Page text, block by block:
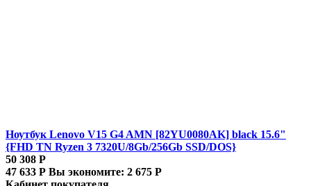
Ноутбук Lenovo V15 G4 AMN [82YU0080AK] black 15.6"
{FHD TN Ryzen 3 7320U/8Gb/256Gb SSD/DOS}
50 308 Р
47 633 Р Вы экономите: 2 675 Р